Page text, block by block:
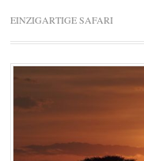
Zum
Inhalt
springen
EINZIGARTIGE SAFARI